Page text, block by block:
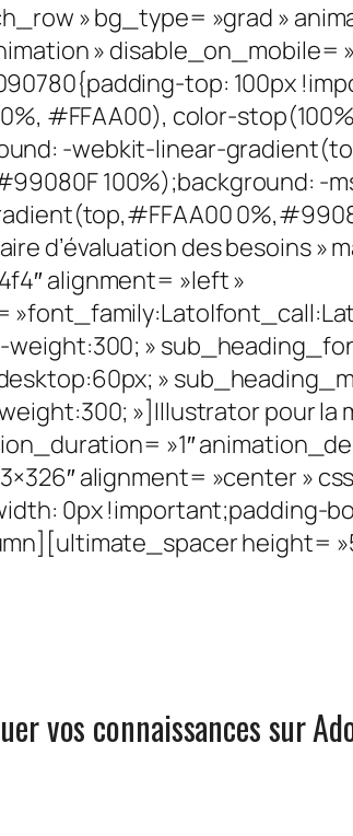
» bg_type= »grad »
» disable_on_mobile=
top: 100px
#FFAA00), color-
-webkit-linear-
100%);background: -
d’évaluation des besoins
alignment= »left »
»
»
»]Illustrator pour
»1″
alignment= »center »
0px !important;padding-
height=
vos connaissances sur